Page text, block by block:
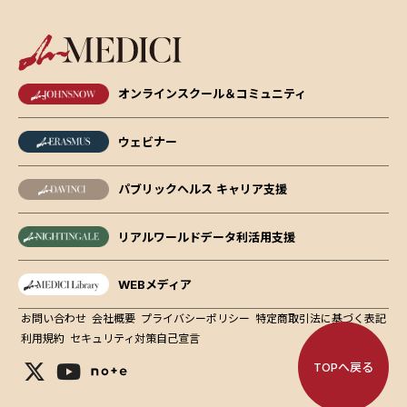
オンラインスクール＆コミュニティ
ウェビナー
パブリックヘルス キャリア支援
リアルワールドデータ利活用支援
WEBメディア
お問い合わせ 会社概要 プライバシーポリシー 特定商取引法に基づく表記
利用規約 セキュリティ対策自己宣言
TOPへ戻る